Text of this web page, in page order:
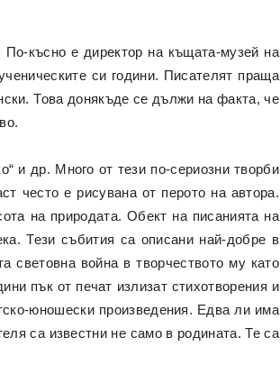
късно е директор на къщата-музей на
си години. Писателят праща
Това донякъде се дължи на факта, че
и др. Много от тези по-сериозни творби
често е рисувана от перото на автора.
на природата. Обект на писанията на
Тези събития са описани най-добре в
световна война в творчеството му като
пък от печат излизат стихотворения и
юношески произведения. Едва ли има
са известни не само в родината. Те са